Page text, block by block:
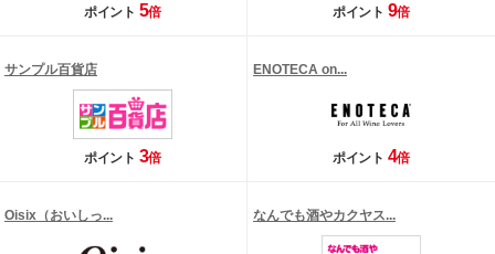
ポイント 5倍 ポイント 9倍
サンプル百貨店
ポイント 3倍
ENOTECA on...
ポイント 4倍
Oisix（おいしっ... なんでも酒やカクヤス...